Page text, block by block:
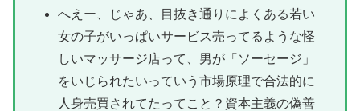
へえー、じゃあ、目抜き通りによくある若い
女の子がいっぱいサービス売ってるような怪
しいマッサージ店って、男が「ソーセージ」
をいじられたいっていう市場原理で合法的に
人身売買されてたってこと？資本主義の偽善